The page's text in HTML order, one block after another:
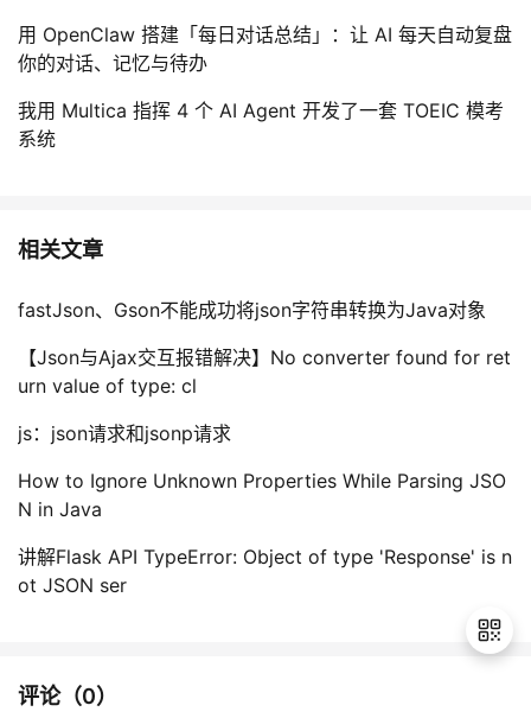
的
程
我
认
的
验
我
收
藏
技
支
的
声
议
用 OpenClaw 搭建「每日对话总结」：让 AI 每天自动复盘
你的对话、记忆与待办
我用 Multica 指挥 4 个 AI Agent 开发了一套 TOEIC 模考
系统
相关文章
fastJson、Gson不能成功将json字符串转换为Java对象
【Json与Ajax交互报错解决】No converter found for ret
urn value of type: cl
js：json请求和jsonp请求
How to Ignore Unknown Properties While Parsing JSO
N in Java
讲解Flask API TypeError: Object of type 'Response' is n
ot JSON ser
评论（0）